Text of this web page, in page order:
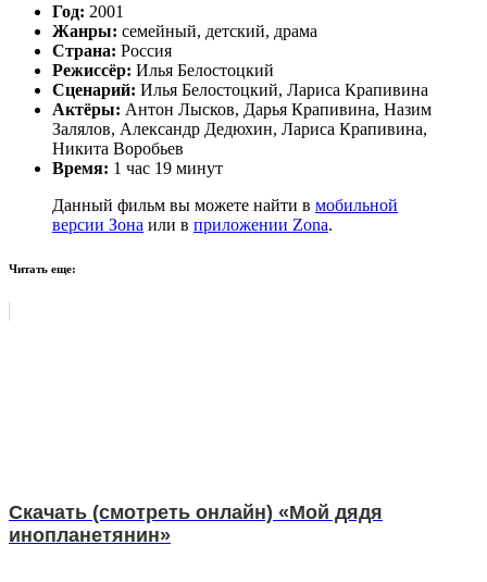
Год: 2001
Жанры: семейный, детский, драма
Страна: Россия
Режиссёр: Илья Белостоцкий
Сценарий: Илья Белостоцкий, Лариса Крапивина
Актёры: Антон Лысков, Дарья Крапивина, Назим
Залялов, Александр Дедюхин, Лариса Крапивина,
Никита Воробьев
Время: 1 час 19 минут
Данный фильм вы можете найти в мобильной
версии Зона или в приложении Zona.
Читать еще:
Скачать (смотреть онлайн) «Мой дядя
инопланетянин»